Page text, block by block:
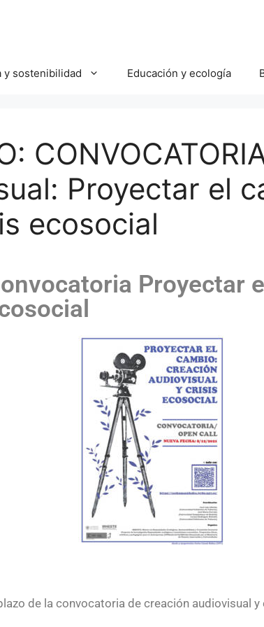
y sostenibilidad Educación y ecología
Proyectar el
ecosocial
Proyectar
de la convocatoria de creación audiovisual